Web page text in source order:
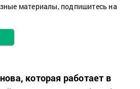
материалы, подпишитесь на
которая работает в